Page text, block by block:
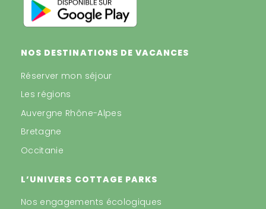
NOS DESTINATIONS DE VACANCES
Réserver mon séjour
Les régions
Auvergne Rhône-Alpes
Bretagne
Occitanie
L’UNIVERS COTTAGE PARKS
Nos engagements écologiques